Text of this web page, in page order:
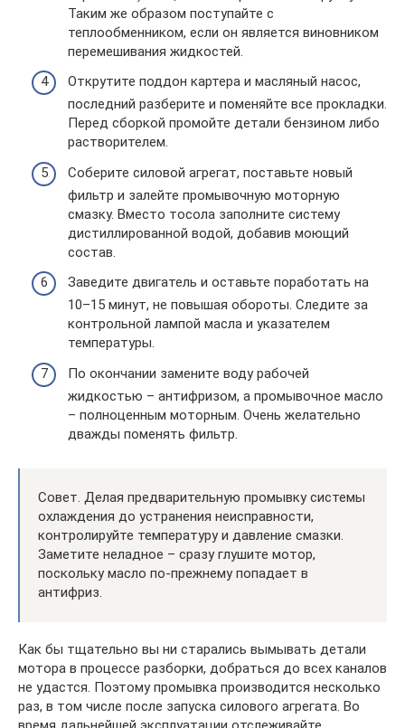
Таким же образом поступайте с
теплообменником, если он является виновником
перемешивания жидкостей.
Открутите поддон картера и масляный насос,
последний разберите и поменяйте все прокладки.
Перед сборкой промойте детали бензином либо
растворителем.
Соберите силовой агрегат, поставьте новый
фильтр и залейте промывочную моторную
смазку. Вместо тосола заполните систему
дистиллированной водой, добавив моющий
состав.
Заведите двигатель и оставьте поработать на
10–15 минут, не повышая обороты. Следите за
контрольной лампой масла и указателем
температуры.
По окончании замените воду рабочей
жидкостью – антифризом, а промывочное масло
– полноценным моторным. Очень желательно
дважды поменять фильтр.
Совет. Делая предварительную промывку системы
охлаждения до устранения неисправности,
контролируйте температуру и давление смазки.
Заметите неладное – сразу глушите мотор,
поскольку масло по-прежнему попадает в
антифриз.
Как бы тщательно вы ни старались вымывать детали
мотора в процессе разборки, добраться до всех каналов
не удастся. Поэтому промывка производится несколько
раз, в том числе после запуска силового агрегата. Во